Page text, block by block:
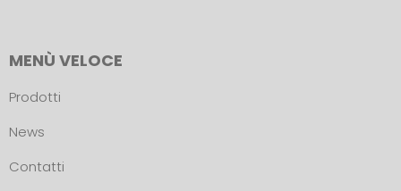
MENÙ VELOCE
Prodotti
News
Contatti